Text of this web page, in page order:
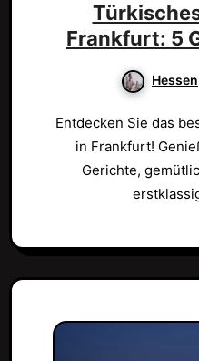
Frankfurt: 5
du es
Hessen
Entdecken Sie das beste türkische Restaurant
in Frankfurt!
Gerichte,